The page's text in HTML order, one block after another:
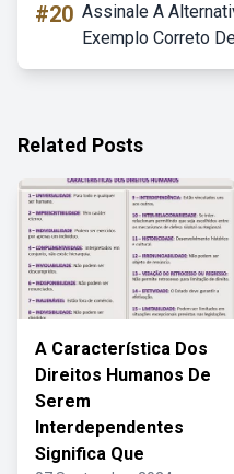
#20 Assinale A
Exemplo Correto
Related Posts
A Característica Dos
Direitos Humanos De
Serem
Interdependentes
Significa Que